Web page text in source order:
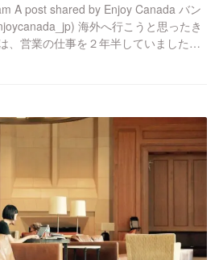
A post shared by Enjoy Canada バン
海外へ行こうと思ったき
、営業の仕事を２年半していました。